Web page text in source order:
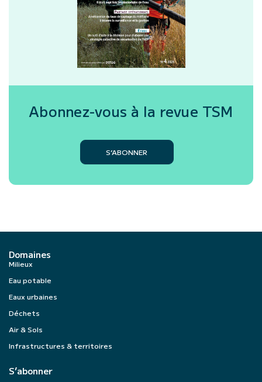
Abonnez-vous à la revue TSM
S’ABONNER
Domaines
Milieux
Eau potable
Eaux urbaines
Déchets
Air & Sols
Infrastructures & territoires
S’abonner